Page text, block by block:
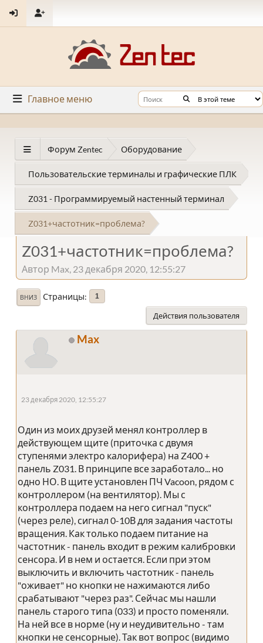
Главное меню
Форум Zentec Оборудование
Пользовательские терминалы и графические ПЛК
Z031 - Программируемый настенный терминал
Z031+частотник=проблема?
Z031+частотник=проблема?
Автор Max, 23 декабря 2020, 12:55:27
ВНИЗ Страницы 1
Действия пользователя
Max
23 декабря 2020, 12:55:27
Один из моих друзей менял контроллер в
действующем щите (приточка с двумя
ступенями электро калорифера) на Z400 +
панель Z031. В принципе все заработало... но
одно НО. В щите установлен ПЧ Vacoon, рядом с
контроллером (на вентилятор). Мы с
контроллера подаем на него сигнал "пуск"
(через реле), сигнал 0-10В для задания частоты
вращения. Как только подаем питание на
частотник - панель входит в режим калибровки
сенсора. И в нем и остается. Если при этом
выключить и включить частотник - панель
"оживает" но кнопки не нажимаются либо
срабатывают "через раз". Сейчас мы нашли
панель старого типа (033) и просто поменяли.
На ней все в норме (ну и неудивительно - там
кнопки не сенсорные). Так вот вопрос (видимо